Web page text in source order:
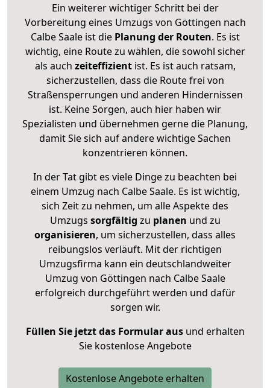
Ein weiterer wichtiger Schritt bei der
Vorbereitung eines Umzugs von Göttingen nach
Calbe Saale ist diePlanung der Routen. Es ist
wichtig, eine Route zu wählen, die sowohl sicher
als auch zeiteffizientist. Es ist auch ratsam,
sicherzustellen, dass die Route frei von
Straßensperrungen und anderen Hindernissen
ist. Keine Sorgen, auch hier haben wir
Spezialisten und übernehmen gerne die Planung,
damit Sie sich auf andere wichtige Sachen
konzentrieren können.
In der Tat gibt es viele Dinge zu beachten bei
einem Umzug nach Calbe Saale. Es ist wichtig,
sich Zeit zu nehmen, um alle Aspekte des
Umzugs sorgfältig zu planen und zu
organisieren, um sicherzustellen, dass alles
reibungslos verläuft. Mit der richtigen
Umzugsfirma kann ein deutschlandweiter
Umzug von Göttingen nach Calbe Saale
erfolgreich durchgeführt werden und dafür
sorgen wir.
Füllen Sie jetzt das Formular ausund erhalten
Sie kostenlose Angebote
Kostenlose Angebote erhalten